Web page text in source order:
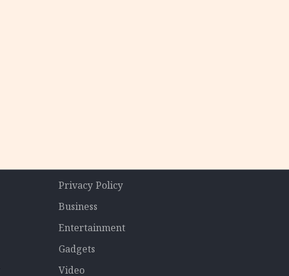
Privacy Policy
Business
Entertainment
Gadgets
Video